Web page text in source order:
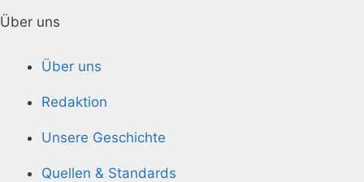
Über uns
Über uns
Redaktion
Unsere Geschichte
Quellen & Standards